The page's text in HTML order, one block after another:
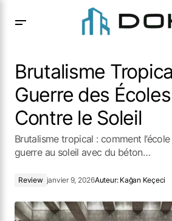
Brutalisme
Guerre des
Contre le Soleil
Brutalisme tropical : comment
guerre au soleil avec du béton…
Review janvier 9, 2026Auteur: Kağan Keçeci